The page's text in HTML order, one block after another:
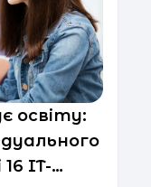
освіту:
IT-